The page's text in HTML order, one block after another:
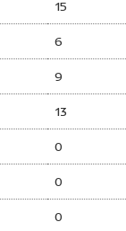
15
6
9
13
0
0
0